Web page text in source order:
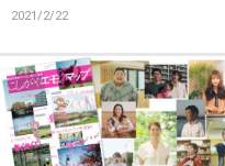
2021/2/22